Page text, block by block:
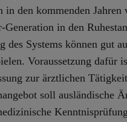
den kommenden Jahren
in den
Systems können gut
Voraussetzung dafür
zur ärztlichen
soll ausländische